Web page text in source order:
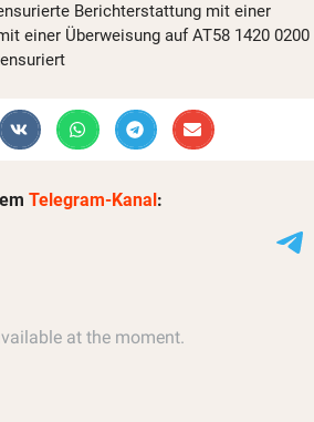
Berichterstattung mit einer
einer Überweisung auf AT58 1420 0200
Telegram-Kanal: